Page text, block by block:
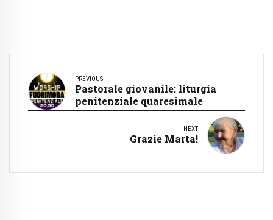
PREVIOUS
Pastorale giovanile: liturgia
penitenziale quaresimale
NEXT
Grazie Marta!